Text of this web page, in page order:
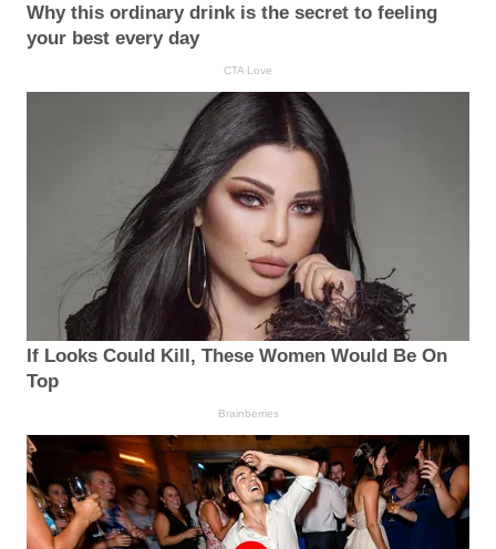
Why this ordinary drink is the secret to feeling
your best every day
CTA Love
If Looks Could Kill, These Women Would Be On
Top
Brainberries